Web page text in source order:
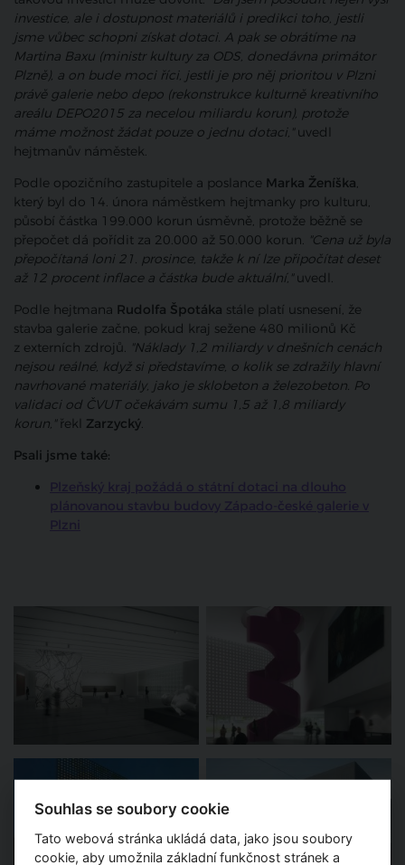
investice, ale i dostupnost materiálů i predikci toho, jestli
jsme vůbec schopni získat dotaci. A pak se obrátíme na
Martina Baxu (ministr kultury za ODS, donedávna primátor
Plzně), a on bude moci říci, jestli je pro něj prioritou v Plzni
právě galerie nebo depo (rekonstrukce kulturně kreativního
areálu DEPO2015 za necelou miliardu korun), protože
máme možnost žádat pouze o jednu dotaci," uvedl
hejtmanův náměstek.
Podle opozičního zastupitele a poslance Marka Ženíška,
který byl do 14. února náměstkem hejtmanky pro kulturu,
působí částka 199.000 korun úsměvně, protože běžně se
přepočet dá pořídit za 20.000 až 50.000 korun. "Cena už byla
přepočítaná loni 21. prosince, takže k ní lze připočítat deset
až 12 procent inflace a částka bude aktuální," uvedl.
Podle hejtmana Rudolfa Špotáka stále platí usnesení, že
stavba galerie začne, pokud kraj sežene 480 milionů Kč
z externích zdrojů. "Náklady 1,2 miliardy v dnešních cenách
nejsou reálné, když si představíme, o kolik se zdražily hlavní
navrhované materiály, jako je sklobeton a železobeton. Po
validaci od ČVUT očekávám sumu 1,5 až 1,8 miliardy
korun," řekl Zarzycký.
Psali jsme také:
Plzeňský kraj požádá o státní dotaci na dlouho
plánovanou stavbu budovy Západo-české galerie v
Plzni
Souhlas se soubory cookie
Tato webová stránka ukládá data, jako jsou soubory
cookie, aby umožnila základní funkčnost stránek a